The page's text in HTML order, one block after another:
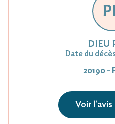
DIEU
Date du
20190 -
Voir l'avis